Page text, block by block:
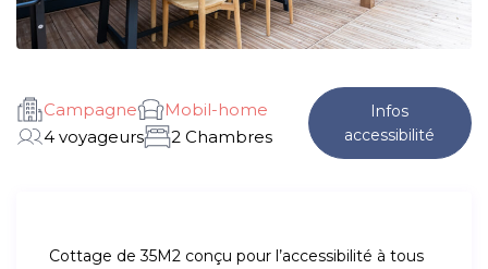
Campagne
Mobil-home
4 voyageurs
2 Chambres
Infos
accessibilité
Cottage de 35M2 conçu pour l’accessibilité à tous